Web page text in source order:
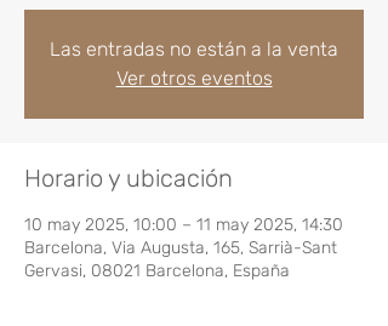
Las entradas no están a la venta
Ver otros eventos
Horario y ubicación
10 may 2025, 10:00 – 11 may 2025, 14:30
Barcelona, Via Augusta, 165, Sarrià-Sant
Gervasi, 08021 Barcelona, España